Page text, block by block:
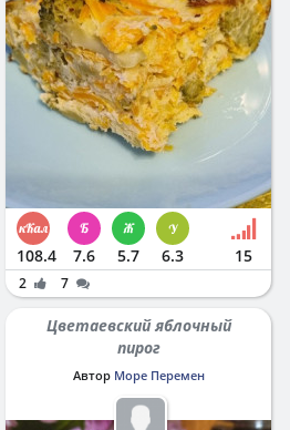
108.4 7.6 5.7 6.3 15
2 7
Цветаевский яблочный
пирог
Автор Море Перемен